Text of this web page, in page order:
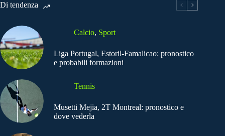
Di tendenza
Calcio, Sport
Liga Portugal, Estoril-Famalicao: pronostico
e probabili formazioni
Tennis
Musetti Mejia, 2T Montreal: pronostico e
dove vederla